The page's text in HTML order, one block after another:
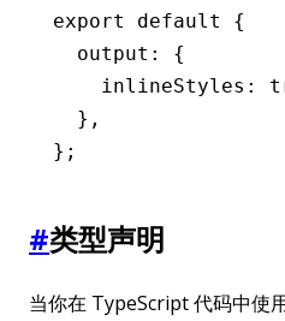
export default
{
  output
:
{
    inlineStyles
:
  }
,
};
#类型声明
当你在 TypeScript 代码中使